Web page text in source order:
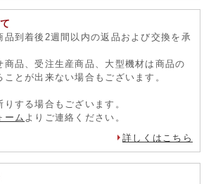
品到着後2週間以内の返品および交換を承
商品、受注生産商品、大型機材は商品の
とが出来ない場合もございます。
する場合もございます。
ーム よりご連絡ください。
詳しくはこちら